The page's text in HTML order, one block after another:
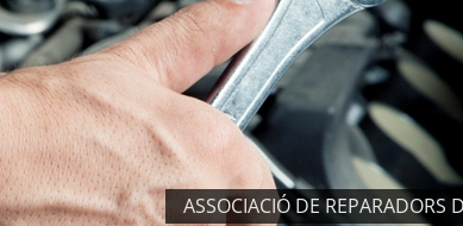
ASSOCIACIÓ DE